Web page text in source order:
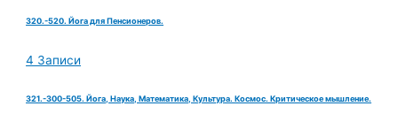
320.-520. Йога для Пенсионеров.
4 Записи
321.-300-505. Йога, Наука, Математика, Культура. Космос. Критическое мышление.